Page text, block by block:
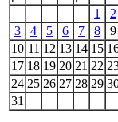
1
2
3
4 5 6 7 8
9
10 11 12 13 14 15
17 18 19 20 21 22
24 25 26 27 28 29
31